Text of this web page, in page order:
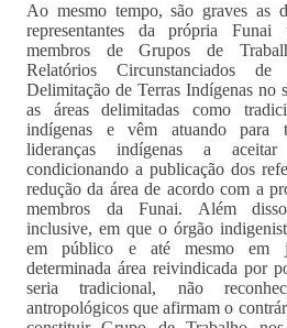
Ao mesmo tempo, são graves as
representantes da própria Funai
membros de Grupos de
Relatórios Circunstanciados
Delimitação de Terras Indígenas no
as áreas delimitadas como
indígenas e vêm atuando para
lideranças indígenas a aceitar
condicionando a publicação dos
redução da área de acordo com a
membros da Funai. Além
inclusive, em que o órgão
em público e até mesmo em
determinada área reivindicada por
seria tradicional, não
antropológicos que afirmam o